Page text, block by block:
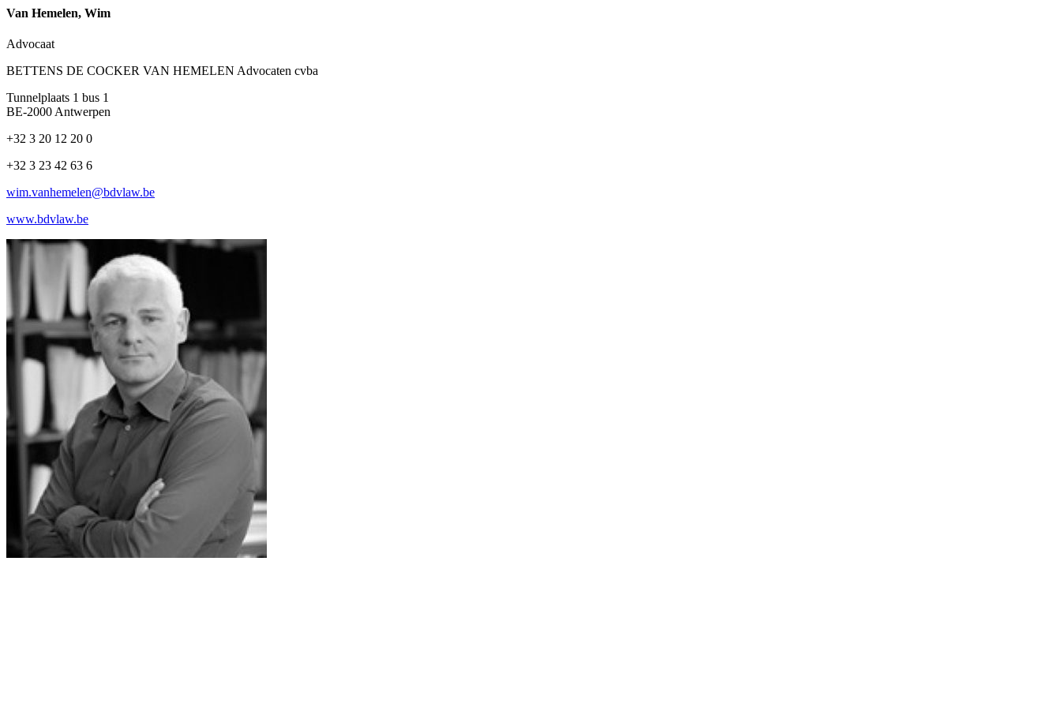
Van Hemelen, Wim
Advocaat
BETTENS DE COCKER VAN HEMELEN Advocaten cvba
Tunnelplaats 1 bus 1
BE-2000 Antwerpen
+32 3 20 12 20 0
+32 3 23 42 63 6
wim.vanhemelen@bdvlaw.be
www.bdvlaw.be